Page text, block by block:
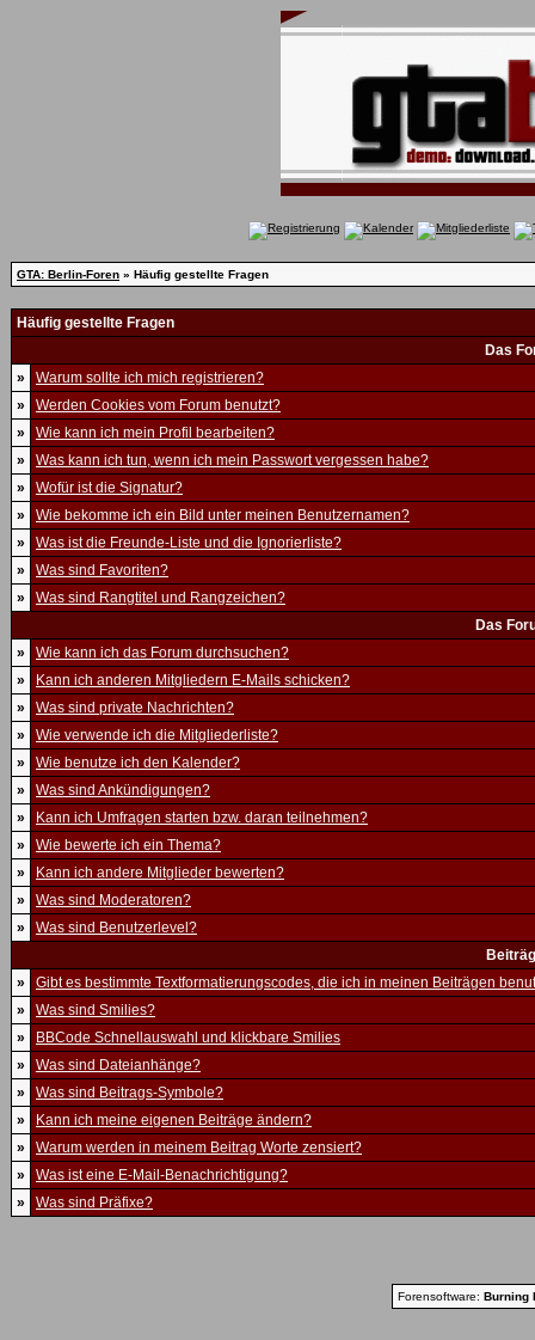
GTA: Berlin-Foren » Häufig gestellte Fragen
Häufig gestellte Fragen
Das
»
Warum sollte ich mich registrieren?
»
Werden Cookies vom Forum benutzt?
»
Wie kann ich mein Profil bearbeiten?
»
Was kann ich tun, wenn ich mein Passwort vergessen habe?
»
Wofür ist die Signatur?
»
Wie bekomme ich ein Bild unter meinen Benutzernamen?
»
Was ist die Freunde-Liste und die Ignorierliste?
»
Was sind Favoriten?
»
Was sind Rangtitel und Rangzeichen?
Das
»
Wie kann ich das Forum durchsuchen?
»
Kann ich anderen Mitgliedern E-Mails schicken?
»
Was sind private Nachrichten?
»
Wie verwende ich die Mitgliederliste?
»
Wie benutze ich den Kalender?
»
Was sind Ankündigungen?
»
Kann ich Umfragen starten bzw. daran teilnehmen?
»
Wie bewerte ich ein Thema?
»
Kann ich andere Mitglieder bewerten?
»
Was sind Moderatoren?
»
Was sind Benutzerlevel?
»
Gibt es bestimmte Textformatierungscodes, die ich in meinen Beiträgen
»
Was sind Smilies?
»
BBCode Schnellauswahl und klickbare Smilies
»
Was sind Dateianhänge?
»
Was sind Beitrags-Symbole?
»
Kann ich meine eigenen Beiträge ändern?
»
Warum werden in meinem Beitrag Worte zensiert?
»
Was ist eine E-Mail-Benachrichtigung?
»
Was sind Präfixe?
Forensoftware: Burning